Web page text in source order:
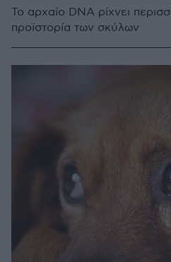
Το αρχαίο DNA ρίχνει
προϊστορία των σκύλων